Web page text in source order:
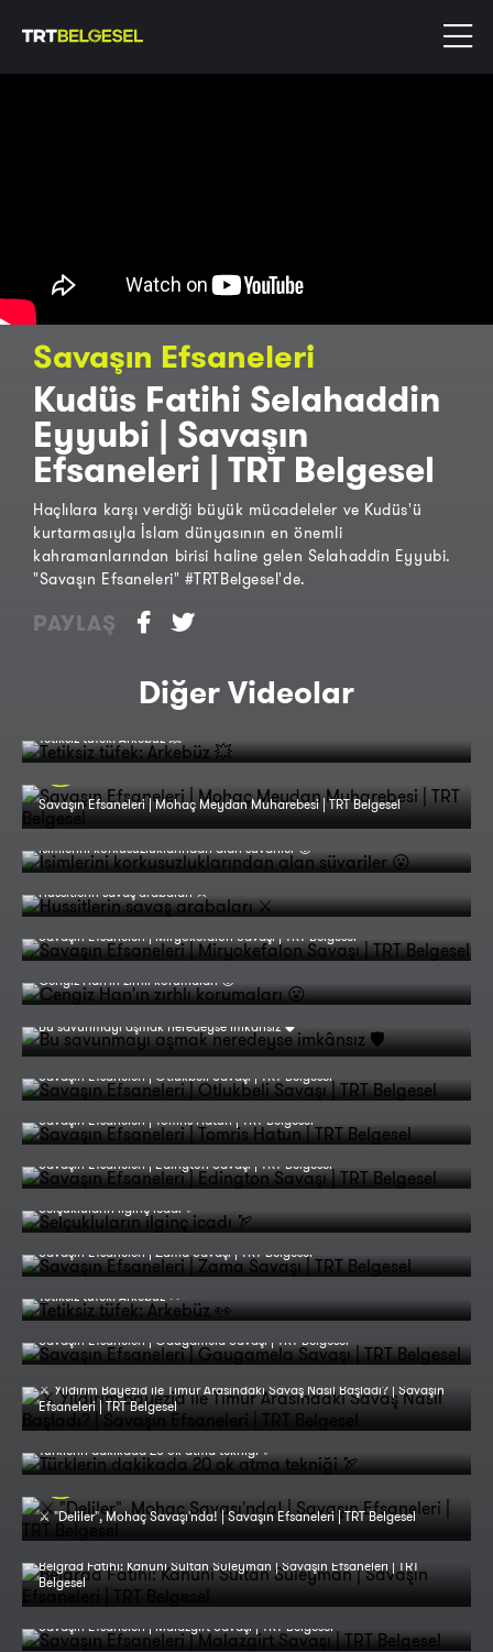
Savaşın Efsaneleri
Kudüs Fatihi Selahaddin
Eyyubi | Savaşın
Efsaneleri | TRT Belgesel
Haçlılara karşı verdiği büyük mücadeleler ve Kudüs'ü
kurtarmasıyla İslam dünyasının en önemli
kahramanlarından birisi haline gelen Selahaddin Eyyubi.
"Savaşın Efsaneleri" #TRTBelgesel'de.
PAYLAŞ
Diğer Videolar
Tetiksiz tüfek: Arkebüz 💥
Savaşın Efsaneleri | Mohaç Meydan Muharebesi | TRT Belgesel
İsimlerini korkusuzluklarından alan süvariler 😮
Hussitlerin savaş arabaları ⚔️
Savaşın Efsaneleri | Miryokefalon Savaşı | TRT Belgesel
Cengiz Han'ın zırhlı korumaları 😮
Bu savunmayı aşmak neredeyse imkânsız 🛡️
Savaşın Efsaneleri | Otlukbeli Savaşı | TRT Belgesel
Savaşın Efsaneleri | Tomris Hatun | TRT Belgesel
Savaşın Efsaneleri | Edington Savaşı | TRT Belgesel
Selçukluların ilginç icadı 🏹
Savaşın Efsaneleri | Zama Savaşı | TRT Belgesel
Tetiksiz tüfek: Arkebüz 👀
Savaşın Efsaneleri | Gaugamela Savaşı | TRT Belgesel
⚔️ Yıldırım Bayezid ile Timur Arasındaki Savaş Nasıl Başladı? | Savaşın
Efsaneleri | TRT Belgesel
Türklerin dakikada 20 ok atma tekniği 🏹
⚔️ "Deliler", Mohaç Savaşı'nda! | Savaşın Efsaneleri | TRT Belgesel
Belgrad Fatihi: Kanuni Sultan Süleyman | Savaşın Efsaneleri | TRT
Belgesel
Savaşın Efsaneleri | Malazgirt Savaşı | TRT Belgesel